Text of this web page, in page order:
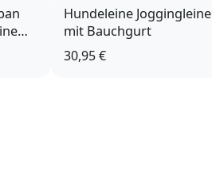
Hundeleine Joggingleine
mit Bauchgurt
30,95 €